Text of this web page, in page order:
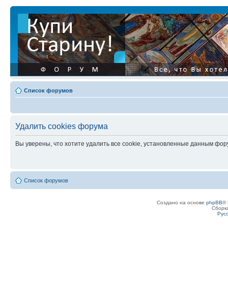
Список форумов
Удалить cookies форума
Вы уверены, что хотите удалить все cookie, установленные данным
Список форумов
Создано на основе phpBB®